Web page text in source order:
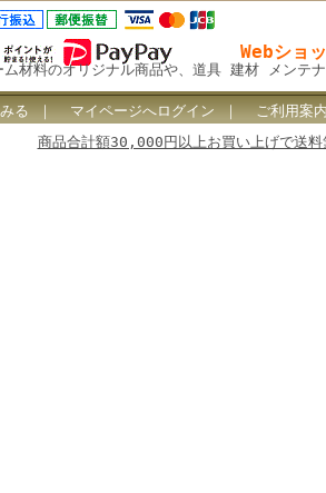
Webショ
材料のオリジナル商品や、道具 建材 メンテナ
る｜ マイページへログイン｜ ご利用案
商品合計額30,000円以上お買い上げで送料